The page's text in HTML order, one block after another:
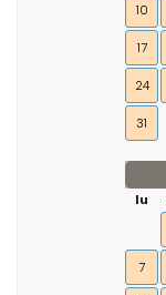
10
17
24
31
lu
7